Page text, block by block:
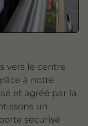
vers le centre
à notre
et agréé par la
un
sécurisé